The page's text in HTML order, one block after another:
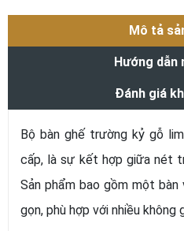
Mô tả
Hướng dẫn
Đánh giá
Bộ bàn ghế trường kỷ gỗ
cấp, là sự kết hợp giữa nét
Sản phẩm bao gồm một
gọn, phù hợp với nhiều không